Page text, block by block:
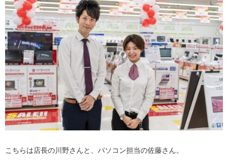
こちらは店長の川野さんと、パソコン担当の佐藤さん。